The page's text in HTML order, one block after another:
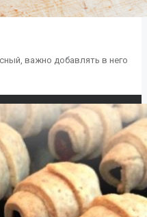
важно добавлять в него